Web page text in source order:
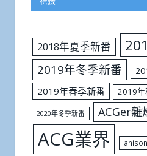
2018年夏季新番
2019年冬季新番
2019年春季新番
2019年
2020年冬季新番 ACGer雜
ACG業界